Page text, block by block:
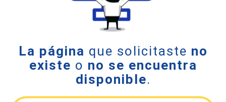
La página que solicitaste no
existe o no se encuentra
disponible.